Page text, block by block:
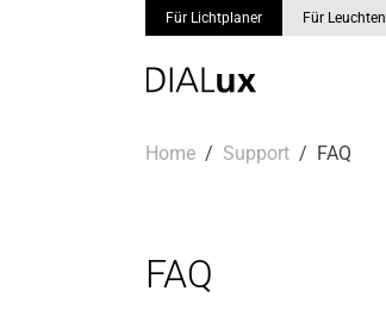
Für Lichtplaner Für
Home Support FAQ
FAQ